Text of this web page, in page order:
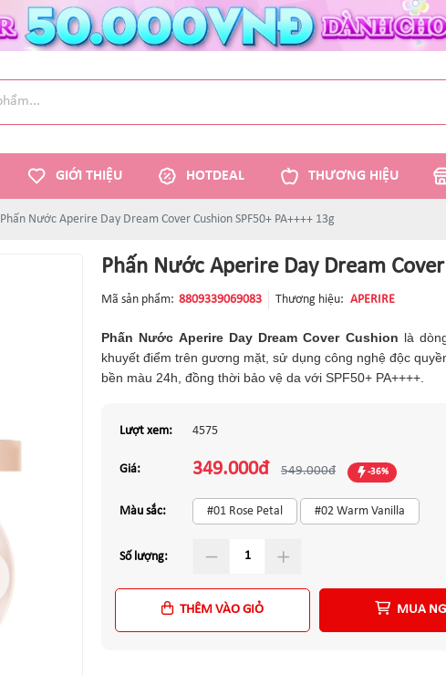
GIỚI THIỆU HOTDEAL THƯƠNG HIỆU
Phấn Nước Aperire Day Dream Cover Cushion SPF50+ PA++++ 13g
Phấn Nước Aperire Day Dream Cover
Mã sản phẩm: 8809339069083 Thương hiệu: APERIRE
Phấn Nước Aperire Day Dream Cover Cushion là
khuyết điểm trên gương mặt, sử dụng công nghệ độc
bền màu 24h, đồng thời bảo vệ da với SPF50+ PA++++.
Lượt xem: 4575
Giá: 349.000đ 549.000đ -36%
Màu sắc: #01 Rose Petal #02 Warm Vanilla
Số lượng:
THÊM VÀO GIỎ MUA